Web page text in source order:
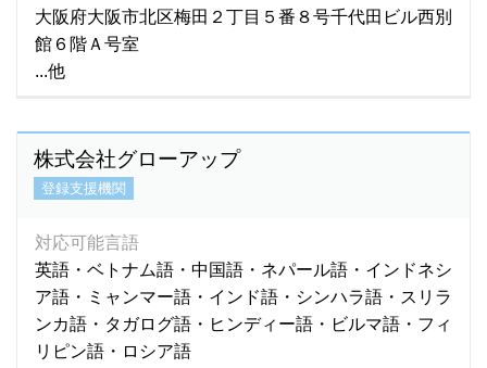
インド語 (93)
ヴィサヤ語
ウクライナ語
ウズベキスタン語 (14)
ウズベク語 (71)
ウルドゥー語
オランダ語
カザフ語
(5)
カチン語 (0)
カザフスタン語
支援業務の内容
任意的な支援内容あり
大阪府大阪市北区梅田２丁目５番８号千代田ビル西別
館６階Ａ号室
...他
株式会社グローアップ
登録支援機関
対応可能言語
英語・ベトナム語・中国語・ネパール語・インドネシ
ア語・ミャンマー語・インド語・シンハラ語・スリラ
ンカ語・タガログ語・ヒンディー語・ビルマ語・フィ
リピン語・ロシア語